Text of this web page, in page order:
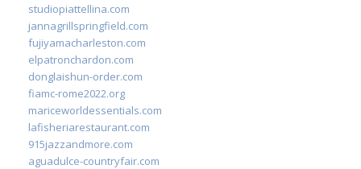
studiopiattellina.com
jannagrillspringfield.com
fujiyamacharleston.com
elpatronchardon.com
donglaishun-order.com
fiamc-rome2022.org
mariceworldessentials.com
lafisheriarestaurant.com
915jazzandmore.com
aguadulce-countryfair.com